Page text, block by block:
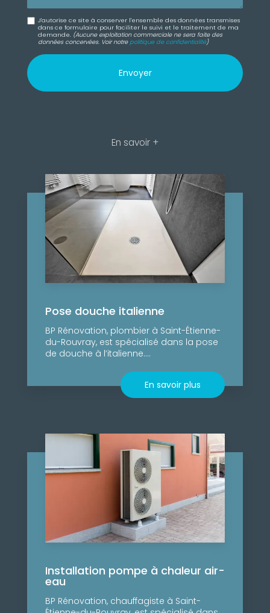
J'autorise ce site à conserver l'ensemble des données transmises
dans ce formulaire pour faciliter le suivi et le traitement de ma
demande. (Aucune exploitation commerciale ne sera faite des
données concervées. Voir notre politique de confidentialité)
En savoir +
Pose douche italienne
BP Rénovation, plombier à Saint-Étienne-
du-Rouvray, est spécialisé dans la pose
de douche à l’italienne....
En savoir plus
Installation pompe à chaleur air-
eau
BP Rénovation, chauffagiste à Saint-